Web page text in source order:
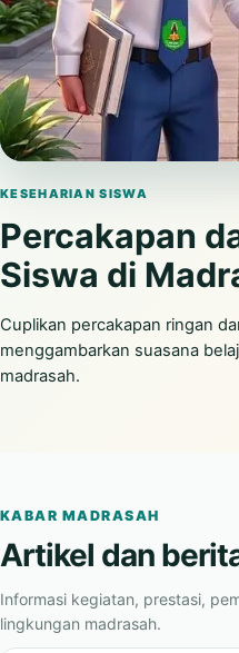
KESEHARIAN SISWA
Percakapan
Siswa di
Cuplikan percakapan ringan
menggambarkan suasana
madrasah.
Putar video
KABAR MADRASAH
Artikel dan
Informasi kegiatan, prestasi,
lingkungan madrasah.